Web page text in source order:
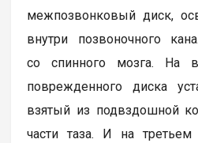
межпозвонковый диск,
внутри позвоночного
со спинного мозга. На
поврежденного диска
взятый из подвздошной
части таза. И на третьем